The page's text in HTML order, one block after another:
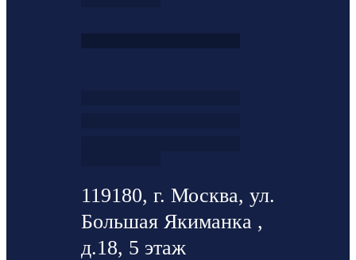
119180, г. Москва, ул.
Большая Якиманка ,
д.18, 5 этаж